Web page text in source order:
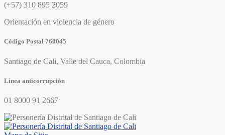
(+57) 310 895 2059
Orientación en violencia de género
Código Postal 760045
Santiago de Cali, Valle del Cauca, Colombia
Línea anticorrupción
01 8000 91 2667